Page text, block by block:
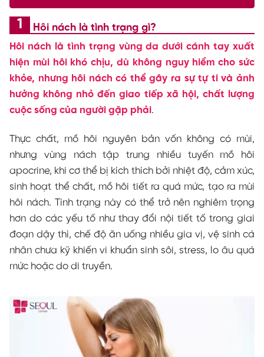
Hôi nách là tình trạng gì?
Hôi nách là tình trạng vùng da dưới cánh tay xuất
hiện mùi hôi khó chịu, dù không nguy hiểm cho sức
khỏe, nhưng hôi nách có thể gây ra sự tự ti và ảnh
hưởng không nhỏ đến giao tiếp xã hội, chất lượng
cuộc sống của người gặp phải.
Thực chất, mồ hôi nguyên bản vốn không có mùi,
nhưng vùng nách tập trung nhiều tuyến mồ hôi
apocrine, khi cơ thể bị kích thích bởi nhiệt độ, cảm xúc,
sinh hoạt thể chất, mồ hôi tiết ra quá mức, tạo ra mùi
hôi nách. Tình trạng này có thể trở nên nghiêm trọng
hơn do các yếu tố như thay đổi nội tiết tố trong giai
đoạn dậy thì, chế độ ăn uống nhiều gia vị, vệ sinh cá
nhân chưa kỹ khiến vi khuẩn sinh sôi, stress, lo âu quá
mức hoặc do di truyền.